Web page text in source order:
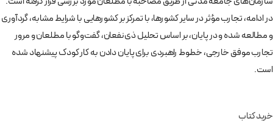
در ادامه، تجارب مؤثر در سایر کشورها، با تمرکز بر کشورهایی با شرایط مشابه، گردآوری
و مطالعه شده و در پایان، بر اساس تحلیل ذی‌نفعان، گفت‌وگو با مطلعان و مرور
تجارب موفق خارجی، خطوط راهبردی برای پایان دادن به کار کودک پیشنهاد شده
است.
خرید کتاب